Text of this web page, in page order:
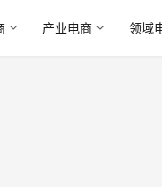
产业电商 领域